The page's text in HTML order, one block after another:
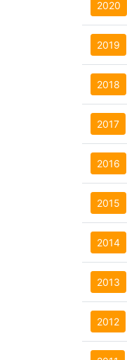
2020
2019
2018
2017
2016
2015
2014
2013
2012